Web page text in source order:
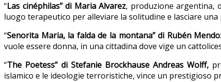
“Las cinéphilas” di Maria Alvarez, produzione argentina,
luogo terapeutico per alleviare la solitudine e lasciare una
“Senorita Maria, la falda de la montana” di Rubén
vuole essere donna, in una cittadina dove vige un
“The Poetess” di Stefanie Brockhause Andreas Wolff,
islamico e le ideologie terroristiche, vince un prestigioso